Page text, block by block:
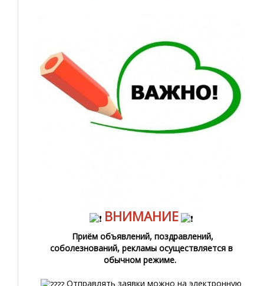
ВНИМАНИЕ
Приём объявлений, поздравлений,
соболезнований, рекламы осуществляется в
обычном режиме.
Отправлять заявки можно на электронную